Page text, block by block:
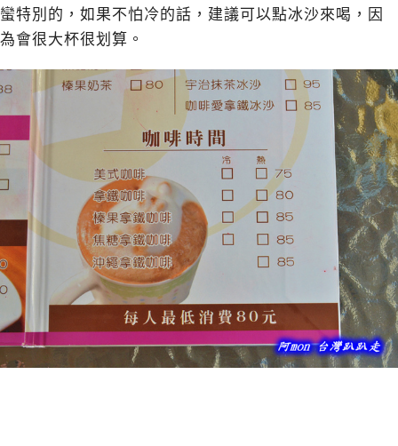
蠻特別的，如果不怕冷的話，建議可以點冰沙來喝，因
為會很大杯很划算。